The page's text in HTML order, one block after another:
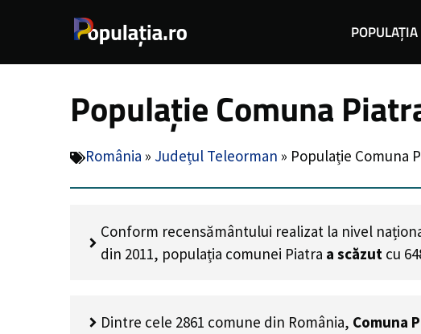
Populație Comuna
România » Județul Teleorman » Populație Comuna
Conform recensământului realizat la nivel
din 2011, populația comunei Piatra a scăzut cu
Dintre cele 2861 comune din România, Comuna